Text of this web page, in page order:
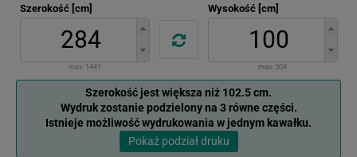
Szerokość [cm]
max: 1441
Wysokość [cm]
max: 508
Szerokość jest większa niż 102.5 cm.
Wydruk zostanie podzielony na 3 równe części.
Istnieje możliwość wydrukowania w jednym kawałku.
Pokaż podział druku